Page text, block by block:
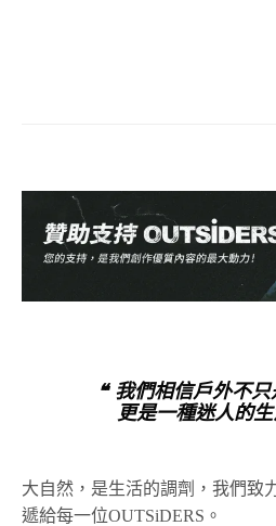
❝ 我們相信戶外不只
更是一種迷人的
大自然，是生活的調劑，我們致
遞給每一位OUTSiDERS。